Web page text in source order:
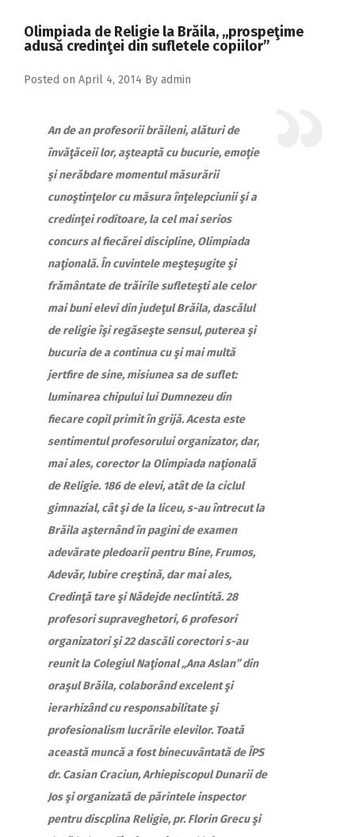
2017
Olimpiada de Religie la Brăila, ,,prospeţime
adusă credinţei din sufletele copiilor”
Posted on April 4, 2014 By admin
An de an profesorii brăileni, alături de
învăţăceii lor, aşteaptă cu bucurie, emoţie
şi nerăbdare momentul măsurării
cunoştinţelor cu măsura înţelepciunii şi a
credinţei roditoare, la cel mai serios
concurs al fiecărei discipline, Olimpiada
naţională. În cuvintele meşteşugite şi
frământate de trăirile sufleteşti ale celor
mai buni elevi din judeţul Brăila, dascălul
de religie îşi regăseşte sensul, puterea şi
bucuria de a continua cu şi mai multă
jertfire de sine, misiunea sa de suflet:
luminarea chipului lui Dumnezeu din
fiecare copil primit în grijă. Acesta este
sentimentul profesorului organizator, dar,
mai ales, corector la Olimpiada naţională
de Religie. 186 de elevi, atât de la ciclul
gimnazial, cât şi de la liceu, s-au întrecut la
Brăila aşternând în pagini de examen
adevărate pledoarii pentru Bine, Frumos,
Adevăr, Iubire creştină, dar mai ales,
Credinţă tare şi Nădejde neclintită. 28
profesori supraveghetori, 6 profesori
organizatori şi 22 dascăli corectori s-au
reunit la Colegiul Naţional „Ana Aslan” din
oraşul Brăila, colaborând excelent şi
ierarhizând cu responsabilitate şi
profesionalism lucrările elevilor. Toată
această muncă a fost binecuvântată de ÎPS
dr. Casian Craciun, Arhiepiscopul Dunarii de
Jos şi organizată de părintele inspector
pentru discplina Religie, pr. Florin Grecu şi